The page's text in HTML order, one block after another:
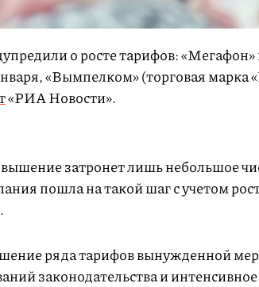
о росте тарифов:
«Вымпелком» (торговая марка
«РИА Новости».
затронет лишь небольшое
пошла на такой шаг с учетом
ряда тарифов вынужденной
законодательства и